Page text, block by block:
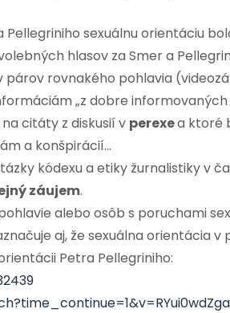
Pellegriniho sexuálnu orientáciu
hlasov za Smer a
rovnakého pohlavia
„z dobre
citáty z diskusií v perexea ktoré
a konšpirácií…
kódexu a etiky žurnalistiky v
záujem.
alebo osôb s poruchami
aj, že sexuálna orientácia v
Petra Pellegriniho: